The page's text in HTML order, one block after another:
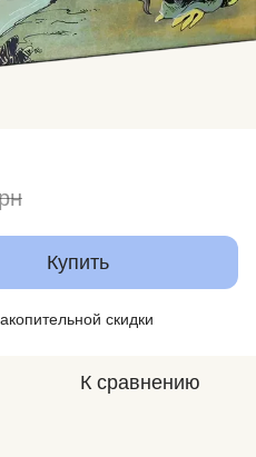
Купить
скидки
К сравнению